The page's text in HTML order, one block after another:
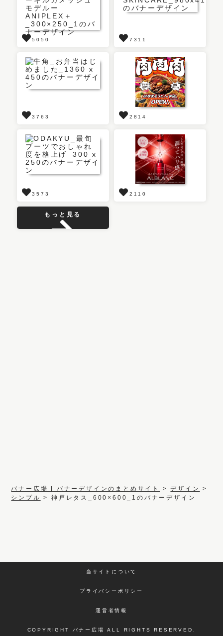
5050 7311
3763 2814
3573 2110
もっと見る
バナー広場 | バナーデザインのまとめサイト >デザイン
>
シンプル >神戸レタス_600×600_1のバナーデザイン
当サイトについて
プライバシーポリシー
運営者情報
COPYRIGHT バナー広場 ALL RIGHTS RESERVED.